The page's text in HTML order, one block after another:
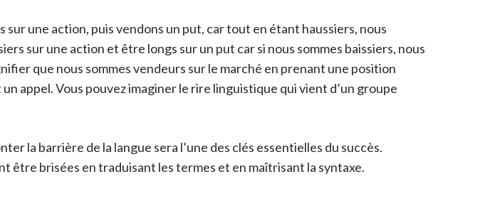
une action, puis vendons un put, car tout en étant haussiers, nous
sur une action et être longs sur un put car si nous sommes baissiers, nous
que nous sommes vendeurs sur le marché en prenant une position
appel. Vous pouvez imaginer le rire linguistique qui vient d’un groupe
la barrière de la langue sera l’une des clés essentielles du succès.
être brisées en traduisant les termes et en maîtrisant la syntaxe.